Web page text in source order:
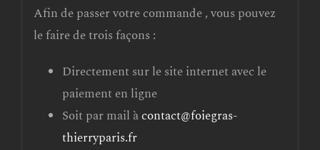
Afin de passer votre commande , vous pouvez
le faire de trois façons :
Directement sur le site internet avec le
paiement en ligne
Soit par mail àcontact@foiegras-
thierryparis.fr